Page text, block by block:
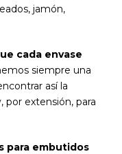
jamón,
cada envase
siempre una
así la
por extensión, para
para embutidos